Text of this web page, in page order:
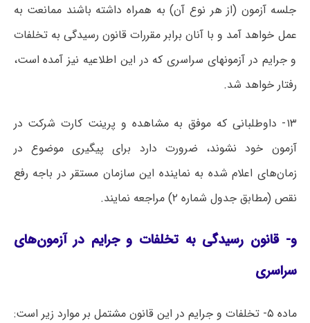
جلسه آزمون (از هر نوع آن) به همراه داشته باشند ممانعت به
عمل خواهد آمد و با آنان برابر مقررات قانون رسیدگی به تخلفات
و جرایم در آزمونهای سراسری که در این اطلاعیه نیز آمده است،
رفتار خواهد شد.
۱۳- داوطلبانی که موفق به مشاهده و پرینت کارت شرکت در
آزمون خود نشوند، ضرورت دارد برای پیگیری موضوع در
زمان‌های اعلام شده به نماینده این سازمان مستقر در باجه رفع
نقص (مطابق جدول شماره ۲) مراجعه نمایند.
و- قانون رسیدگی به تخلفات و جرایم در آزمون‌های
سراسری
ماده ۵- تخلفات و جرایم در این قانون مشتمل بر موارد زیر است: